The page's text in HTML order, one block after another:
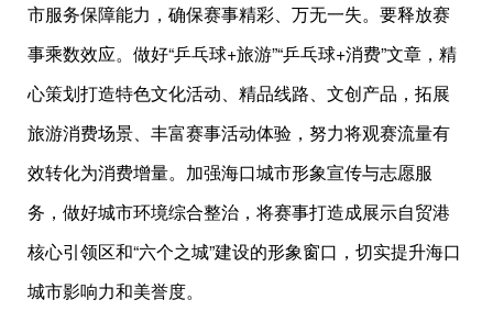
市服务保障能力，确保赛事精彩、万无一失。要释放赛
事乘数效应。做好“乒乓球+旅游”“乒乓球+消费”文章，精
心策划打造特色文化活动、精品线路、文创产品，拓展
旅游消费场景、丰富赛事活动体验，努力将观赛流量有
效转化为消费增量。加强海口城市形象宣传与志愿服
务，做好城市环境综合整治，将赛事打造成展示自贸港
核心引领区和“六个之城”建设的形象窗口，切实提升海口
城市影响力和美誉度。